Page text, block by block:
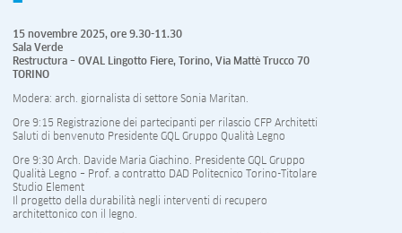
15 novembre 2025, ore 9.30-11.30
Sala Verde
Restructura – OVAL Lingotto Fiere, Torino, Via Mattè Trucco 70
TORINO
Modera: arch. giornalista di settore Sonia Maritan.
Ore 9:15 Registrazione dei partecipanti per rilascio CFP Architetti
Saluti di benvenuto Presidente GQL Gruppo Qualità Legno
Ore 9:30 Arch. Davide Maria Giachino. Presidente GQL Gruppo
Qualità Legno – Prof. a contratto DAD Politecnico Torino-Titolare
Studio Element
Il progetto della durabilità negli interventi di recupero
architettonico con il legno.